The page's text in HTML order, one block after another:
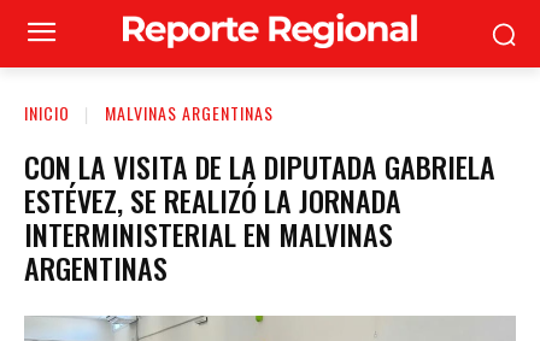
INICIO MALVINAS ARGENTINAS
CON LA VISITA DE LA DIPUTADA GABRIELA
ESTÉVEZ, SE REALIZÓ LA JORNADA
INTERMINISTERIAL EN MALVINAS
ARGENTINAS